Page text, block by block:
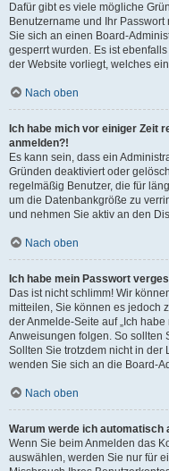
Dafür gibt es viele mögliche
Benutzername und Ihr
Sie sich an einen Board-
gesperrt wurden. Es ist
der Website vorliegt, welches
Nach oben
Ich habe mich vor einiger Zeit
anmelden?!
Es kann sein, dass ein
Gründen deaktiviert oder
regelmäßig Benutzer, die für
um die Datenbankgröße zu
und nehmen Sie aktiv an den
Nach oben
Ich habe mein Passwort
Das ist nicht schlimm! Wir
mitteilen, Sie können es jedoch
der Anmelde-Seite auf „Ich
Anweisungen folgen. So sollten
Sollten Sie trotzdem nicht in der
wenden Sie sich an die Board-
Nach oben
Warum werde ich automatisch
Wenn Sie beim Anmelden das
auswählen, werden Sie nur für